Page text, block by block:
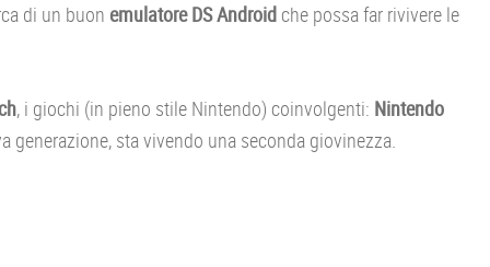
di un buon emulatore DS Android che possa far rivivere le
, i giochi (in pieno stile Nintendo) coinvolgenti: Nintendo
generazione, sta vivendo una seconda giovinezza.